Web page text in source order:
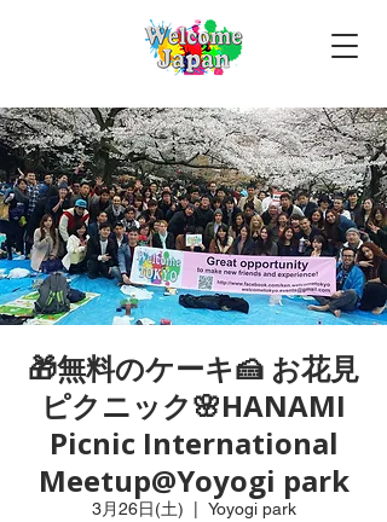
🎁無料のケーキ🍰 お花見
ピクニック🌸HANAMI
Picnic International
Meetup@Yoyogi park
3月26日(土) Yoyogi park